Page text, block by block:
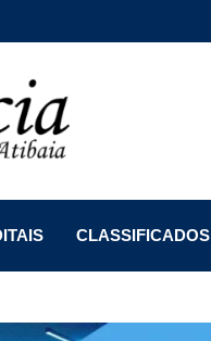
CLASSIFICADOS